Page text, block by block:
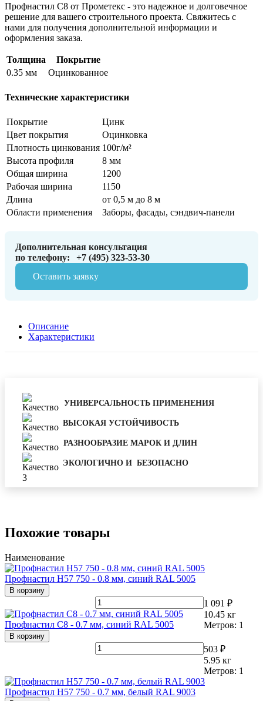
Профнастил С8 от Прометекс - это надежное и долговечное
решение для вашего строительного проекта. Свяжитесь с
нами для получения дополнительной информации и
оформления заказа.
Толщина
Покрытие
0.35 мм
Оцинкованное
Технические характеристики
Покрытие
Цинк
Цвет покрытия
Оцинковка
Плотность цинкования 100г/м²
Высота профиля
8 мм
Общая ширина
1200
Рабочая ширина
1150
Длина
от 0,5 м до 8 м
Области применения
Заборы, фасады, сэндвич-панели
Дополнительная консультация
по телефону:
+7 (495) 323-53-30
Оставить заявку
Описание
Характеристики
УНИВЕРСАЛЬНОСТЬ ПРИМЕНЕНИЯ
ВЫСОКАЯ УСТОЙЧИВОСТЬ
РАЗНООБРАЗИЕ МАРОК И ДЛИН
ЭКОЛОГИЧНО И БЕЗОПАСНО
Похожие товары
Наименование
Профнастил Н57 750 - 0.8 мм, синий RAL 5005
В корзину
1 091 ₽
10.45 кг
Метров: 1
Профнастил С8 - 0.7 мм, синий RAL 5005
В корзину
503 ₽
5.95 кг
Метров: 1
Профнастил Н57 750 - 0.7 мм, белый RAL 9003